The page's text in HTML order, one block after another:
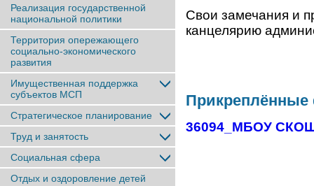
Реализация государственной
национальной политики
Территория опережающего
социально-экономического
развития
Имущественная поддержка
субъектов МСП
Стратегическое планирование
Труд и занятость
Социальная сфера
Отдых и оздоровление детей
Свои замечания и
канцелярию
36094_МБОУ